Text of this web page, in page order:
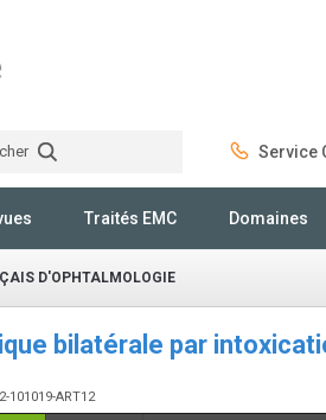
Service
Traités EMC Domaines
D'OPHTALMOLOGIE
bilatérale par
101019-ART12